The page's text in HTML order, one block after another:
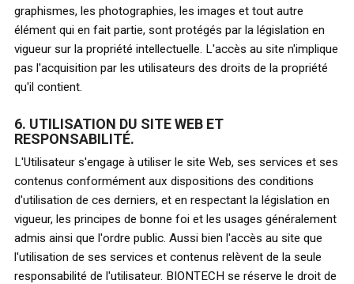
graphismes, les photographies, les images et tout autre
élément qui en fait partie, sont protégés par la législation en
vigueur sur la propriété intellectuelle. L'accès au site n'implique
pas l'acquisition par les utilisateurs des droits de la propriété
qu'il contient.
6. UTILISATION DU SITE WEB ET
RESPONSABILITÉ.
L'Utilisateur s'engage à utiliser le site Web, ses services et ses
contenus conformément aux dispositions des conditions
d'utilisation de ces derniers, et en respectant la législation en
vigueur, les principes de bonne foi et les usages généralement
admis ainsi que l'ordre public. Aussi bien l'accès au site que
l'utilisation de ses services et contenus relèvent de la seule
responsabilité de l'utilisateur. BIONTECH se réserve le droit de